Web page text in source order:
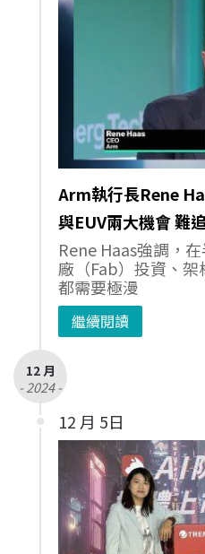
Arm執行長Rene
與EUV兩大機會 難
Rene Haas強調，
廠（Fab）投資、架
都需要極漫
繼續閱讀
12 月
- 2024 -
12 月 5日